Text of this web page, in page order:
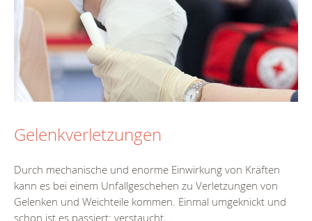
Gelenkverletzungen
Durch mechanische und enorme Einwirkung von Kräften
kann es bei einem Unfallgeschehen zu Verletzungen von
Gelenken und Weichteile kommen. Einmal umgeknickt und
schon ist es passiert: verstaucht,...